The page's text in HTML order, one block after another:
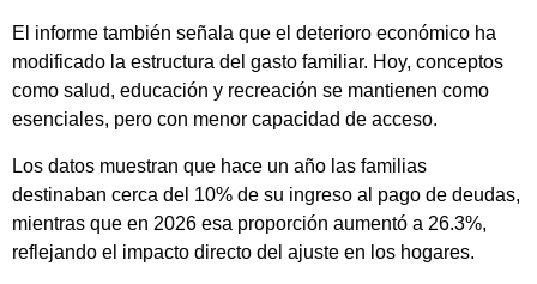
El informe también señala que el deterioro económico ha
modificado la estructura del gasto familiar. Hoy, conceptos
como salud, educación y recreación se mantienen como
esenciales, pero con menor capacidad de acceso.
Los datos muestran que hace un año las familias
destinaban cerca del 10% de su ingreso al pago de deudas,
mientras que en 2026 esa proporción aumentó a 26.3%,
reflejando el impacto directo del ajuste en los hogares.